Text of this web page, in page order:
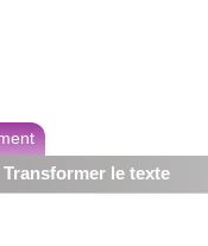
le texte